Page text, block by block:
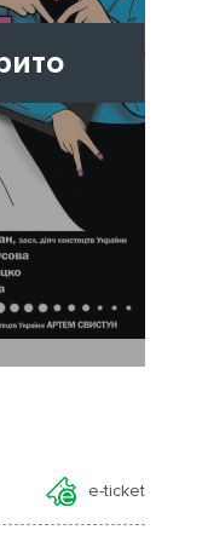
e-ticket